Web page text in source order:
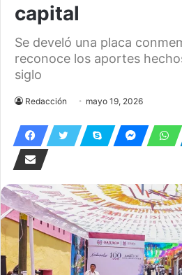
capital
Se develó una placa
reconoce los aportes
siglo
Redacción mayo 19, 2026